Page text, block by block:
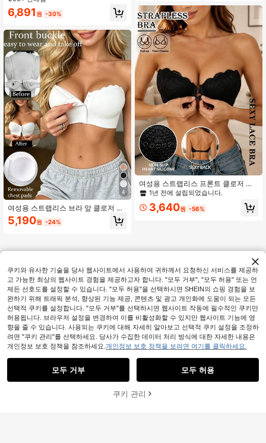
ss 브라, AB컵, 란제리
6,891 원 -30%
4
여성용 스트랩리스 브라 앞 클로저 푸
시업 밴도 튜브 브라 보이지 않는 스트
랩 크롭 탑 브라 무선 브라렛 통기성
5,190원 -24%
여성용 스트랩리스 프론트 클로저 레
이스 푸시업 언더와이어 브라, 백리스
라
1년 전에 설립되었습니다.
3,640원 -56%
24% 할인! 장바구니 담기
쿠키와 유사한 기술을 당사 웹사이트에서 사용하여 귀하께서 요청하신 서비스를 제공하
고 가능한 최상의 웹사이트 경험을 제공하고자 합니다. "모두 거부", "모두 허용" 또는 언
제든 선호도를 설정할 수 있습니다. "모두 허용"을 선택하시면 SHEIN의 쇼핑 경험을 보
완하기 위해 트래픽 분석, 향상된 기능 제공, 콘텐츠 및 광고 개인화에 도움이 되는 모든
선택적 쿠키를 설정합니다. "모두 거부"를 선택하시면 웹사이트 작동에 필수적인 쿠키만
허용됩니다. 브라우저 설정을 변경하여 이를 비활성화할 수 있지만 웹사이트 기능에 영
향을 줄 수 있습니다. 사용되는 쿠키에 대해 자세히 알아보고 선택적 쿠키 설정을 조정하
려면 "쿠키 관리"를 선택하세요. 당사가 수집한 데이터 처리 방식에 대한 자세한 내용은
개인정보 보호 정책을 참조하세요. 개인정보 보호 정책을 보려면 여기를 클릭하세요.
모두 거부 모두 허용
쿠키 관리